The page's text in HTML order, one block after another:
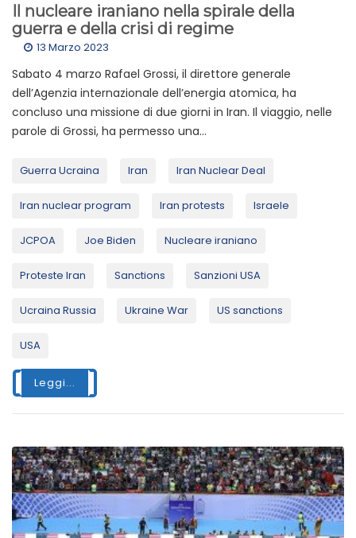
Il nucleare iraniano nella spirale della
guerra e della crisi di regime
13 Marzo 2023
Sabato 4 marzo Rafael Grossi, il direttore generale
dell’Agenzia internazionale dell’energia atomica, ha
concluso una missione di due giorni in Iran. Il viaggio, nelle
parole di Grossi, ha permesso una...
Guerra Ucraina Iran Iran Nuclear Deal
Iran nuclear program Iran protests Israele
JCPOA Joe Biden Nucleare iraniano
Proteste Iran Sanctions Sanzioni USA
Ucraina Russia Ukraine War US sanctions
USA
Leggi...